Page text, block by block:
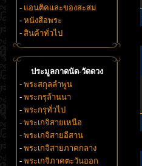
- แอนติคและของสะสม
- หนังสือพระ
- สินค้าทั่วไป
ประมูลกาดนัด-วัดดวง
- พระสกุลลำพูน
- พระกรุล้านนา
- พระกรุทั่วไป
- พระเกจิสายเหนือ
- พระเกจิสายอีสาน
- พระเกจิสายภาคกลาง
- พระเกจิภาคตะวันออก